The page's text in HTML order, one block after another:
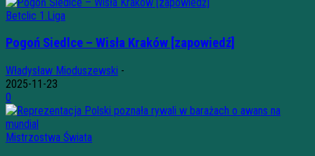
Betclic 1.Liga
Pogoń Siedlce – Wisła Kraków [zapowiedź]
Władysław Mioduszewski -
2025-11-23
0
Mistrzostwa Świata